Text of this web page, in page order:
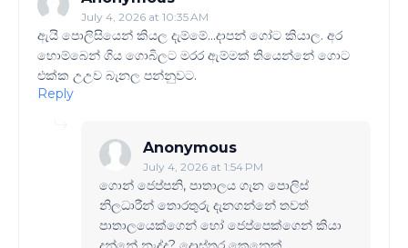
July 4, 2026 at 10:35 AM
ඇයි පොලිසියෙන් කියල දැම්මේ...දාපන් ගෝට කියාල. අර
හොම්බෙන් ගිය ගොබිලට මරර ඇම්මක් තියෙන්නේ ගොට
එක්ක උඋව බැනල පන්නුවට.
Reply
Anonymous
July 4, 2026 at 1:54 PM
ගොන් ජෙප්පනි, පාතාලය ගැන පොලිස්
නිලධාරීන් තොරතුරු දැනගන්නේ තවත්
පාතාලයෙක්ගෙන් හෝ ජෙප්පෙක්ගෙන් කියා